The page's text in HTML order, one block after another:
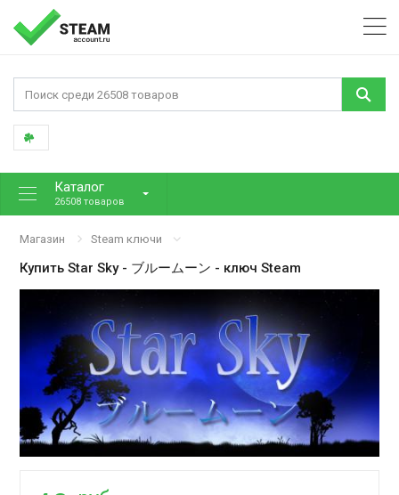
Каталог
26508 товаров
Магазин Steam ключи
КупитьStar Sky - ブルームーン - ключ Steam